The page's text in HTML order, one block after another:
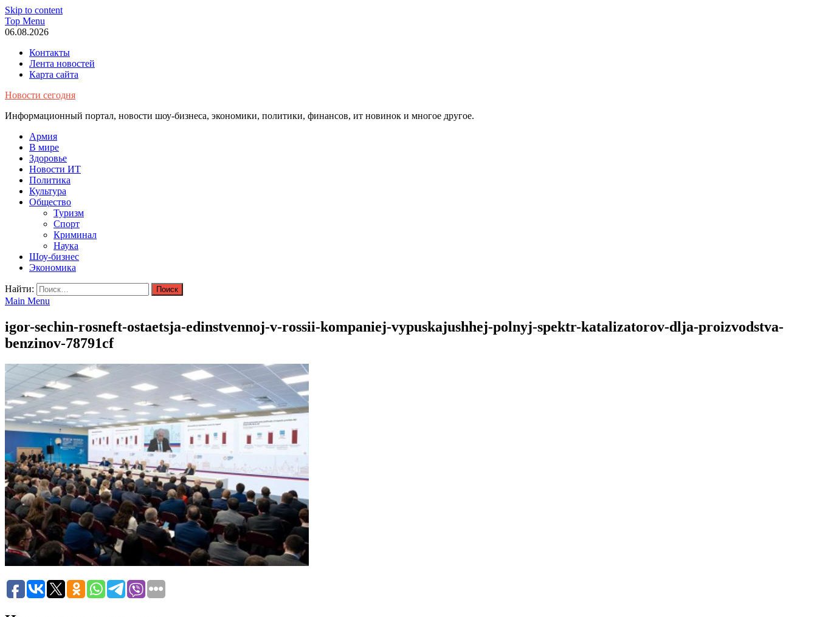
Skip to content
Top Menu
06.08.2026
Контакты
Лента новостей
Карта сайта
Новости сегодня
Информационный портал, новости шоу-бизнеса, экономики, политики, финансов, ит новинок и многое другое.
Армия
В мире
Здоровье
Новости ИТ
Политика
Культура
Общество
Туризм
Спорт
Криминал
Наука
Шоу-бизнес
Экономика
Найти:
Main Menu
igor-sechin-rosneft-ostaetsja-edinstvennoj-v-rossii-kompaniej-vypuskajushhej-polnyj-spektr-katalizatorov-dlja-proizvodstva-
benzinov-78791cf